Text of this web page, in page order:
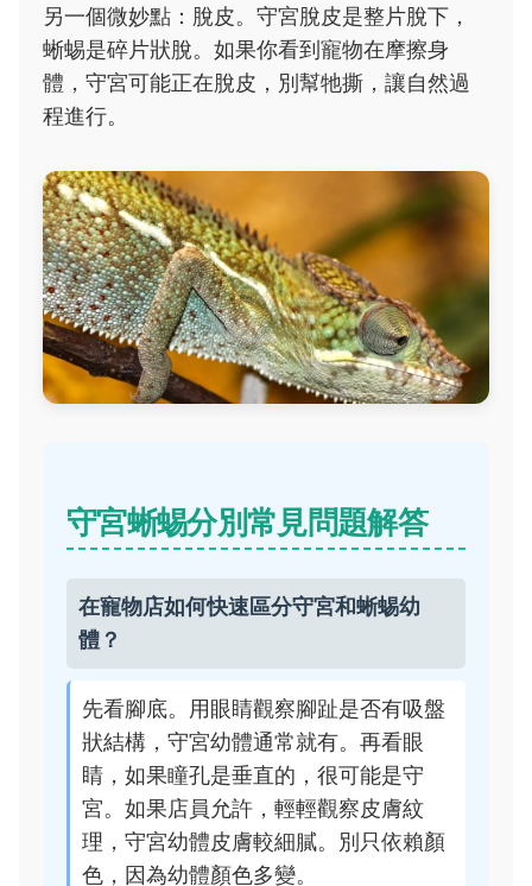
另一個微妙點：脫皮。守宮脫皮是整片脫下，
蜥蜴是碎片狀脫。如果你看到寵物在摩擦身
體，守宮可能正在脫皮，別幫牠撕，讓自然過
程進行。
守宮蜥蜴分別常見問題解答
在寵物店如何快速區分守宮和蜥蜴幼
體？
先看腳底。用眼睛觀察腳趾是否有吸盤
狀結構，守宮幼體通常就有。再看眼
睛，如果瞳孔是垂直的，很可能是守
宮。如果店員允許，輕輕觀察皮膚紋
理，守宮幼體皮膚較細膩。別只依賴顏
色，因為幼體顏色多變。